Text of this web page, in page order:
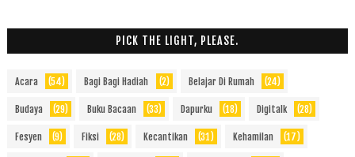
PICK THE LIGHT, PLEASE.
Acara (54) Bagi Bagi Hadiah (2) Belajar Di Rumah (24)
Budaya (29) Buku Bacaan (33) Dapurku (18) Digitalk (28)
Fesyen (9) Fiksi (28) Kecantikan (31) Kehamilan (17)